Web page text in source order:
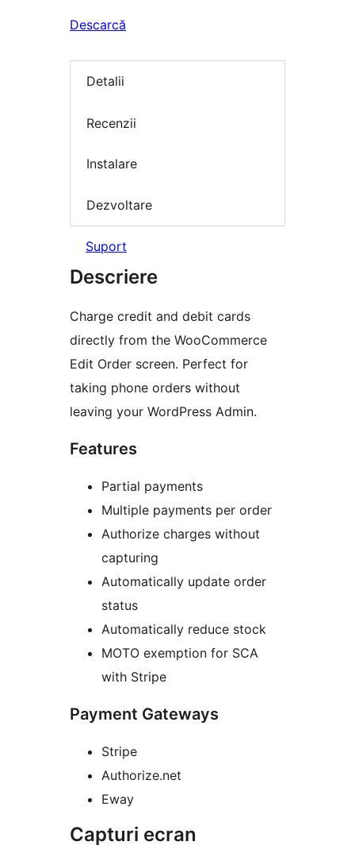
Descarcă
Detalii
Recenzii
Instalare
Dezvoltare
Suport
Descriere
Charge credit and debit cards
directly from the WooCommerce
Edit Order screen. Perfect for
taking phone orders without
leaving your WordPress Admin.
Features
Partial payments
Multiple payments per order
Authorize charges without
capturing
Automatically update order
status
Automatically reduce stock
MOTO exemption for SCA
with Stripe
Payment Gateways
Stripe
Authorize.net
Eway
Capturi ecran